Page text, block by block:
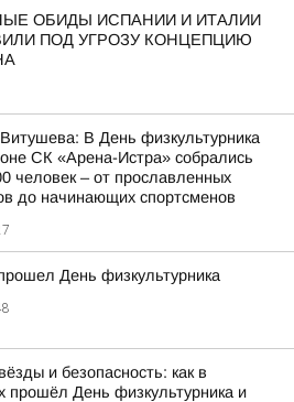
ОБИДЫ ИСПАНИИ И ИТАЛИИ
ПОД УГРОЗУ КОНЦЕПЦИЮ
В День физкультурника
СК «Арена-Истра» собрались
человек – от прославленных
до начинающих спортсменов
День физкультурника
и безопасность: как в
прошёл День физкультурника и